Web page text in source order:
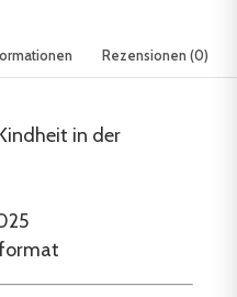
Rezensionen (0)
in der